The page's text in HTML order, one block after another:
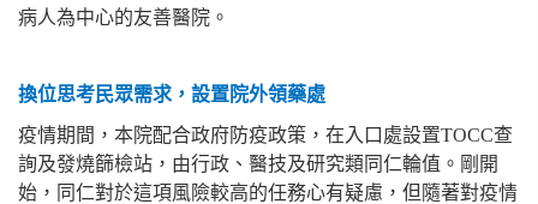
病人為中心的友善醫院。
換位思考民眾需求，設置院外領藥處
疫情期間，本院配合政府防疫政策，在入口處設置TOCC查
詢及發燒篩檢站，由行政、醫技及研究類同仁輪值。剛開
始，同仁對於這項風險較高的任務心有疑慮，但隨著對疫情